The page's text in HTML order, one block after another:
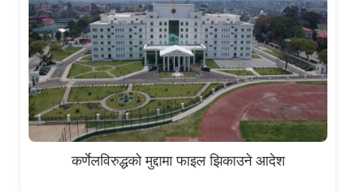
कर्णेलविरुद्धको मुद्दामा फाइल झिकाउने आदेश